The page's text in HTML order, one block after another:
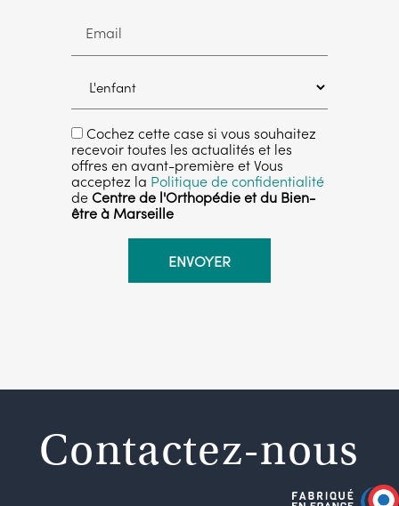
Email
Cochez cette case si vous souhaitez
recevoir toutes les actualités et les
offres en avant-première et Vous
acceptez la Politique de confidentialité
deCentre de l'Orthopédie et du Bien-
être à Marseille
Contactez-nous